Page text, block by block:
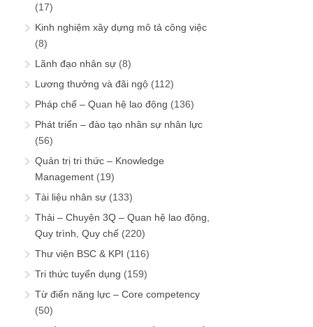
(17)
Kinh nghiệm xây dựng mô tả công việc
(8)
Lãnh đạo nhân sự (8)
Lương thưởng và đãi ngộ (112)
Pháp chế – Quan hệ lao động (136)
Phát triển – đào tạo nhân sự nhân lực
(56)
Quản trị tri thức – Knowledge
Management (19)
Tài liệu nhân sự (133)
Thải – Chuyện 3Q – Quan hệ lao động,
Quy trình, Quy chế (220)
Thư viện BSC & KPI (116)
Tri thức tuyển dụng (159)
Từ điển năng lực – Core competency
(50)